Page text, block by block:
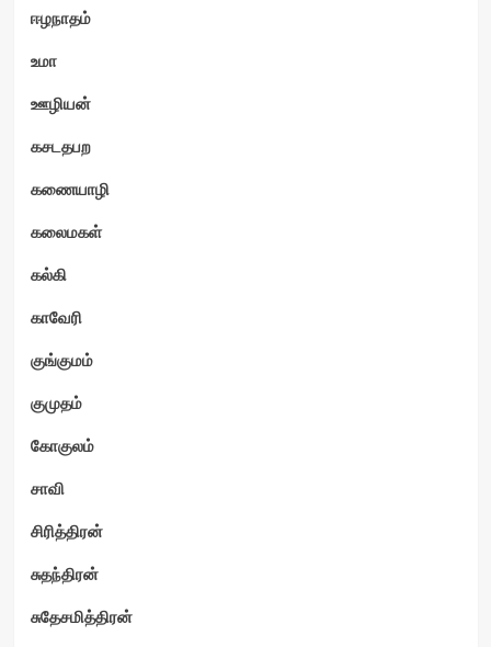
ஈழநாதம்
உமா
ஊழியன்
கசடதபற
கணையாழி
கலைமகள்
கல்கி
காவேரி
குங்குமம்
குமுதம்
கோகுலம்
சாவி
சிரித்திரன்
சுதந்திரன்
சுதேசமித்திரன்